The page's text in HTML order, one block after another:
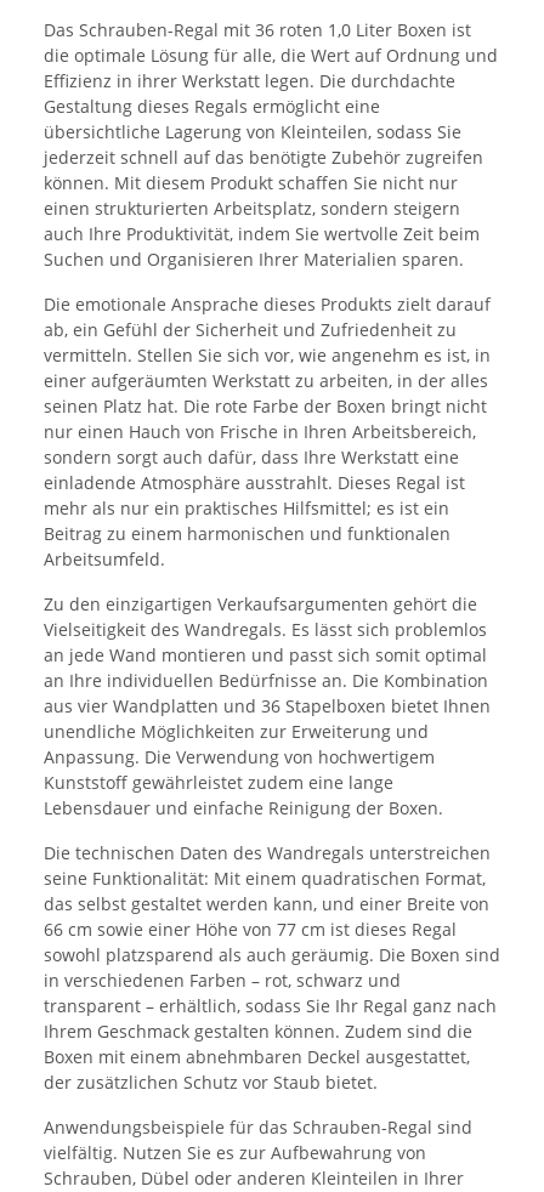
Das Schrauben-Regal mit 36 roten 1,0 Liter Boxen ist
die optimale Lösung für alle, die Wert auf Ordnung und
Effizienz in ihrer Werkstatt legen. Die durchdachte
Gestaltung dieses Regals ermöglicht eine
übersichtliche Lagerung von Kleinteilen, sodass Sie
jederzeit schnell auf das benötigte Zubehör zugreifen
können. Mit diesem Produkt schaffen Sie nicht nur
einen strukturierten Arbeitsplatz, sondern steigern
auch Ihre Produktivität, indem Sie wertvolle Zeit beim
Suchen und Organisieren Ihrer Materialien sparen.
Die emotionale Ansprache dieses Produkts zielt darauf
ab, ein Gefühl der Sicherheit und Zufriedenheit zu
vermitteln. Stellen Sie sich vor, wie angenehm es ist, in
einer aufgeräumten Werkstatt zu arbeiten, in der alles
seinen Platz hat. Die rote Farbe der Boxen bringt nicht
nur einen Hauch von Frische in Ihren Arbeitsbereich,
sondern sorgt auch dafür, dass Ihre Werkstatt eine
einladende Atmosphäre ausstrahlt. Dieses Regal ist
mehr als nur ein praktisches Hilfsmittel; es ist ein
Beitrag zu einem harmonischen und funktionalen
Arbeitsumfeld.
Zu den einzigartigen Verkaufsargumenten gehört die
Vielseitigkeit des Wandregals. Es lässt sich problemlos
an jede Wand montieren und passt sich somit optimal
an Ihre individuellen Bedürfnisse an. Die Kombination
aus vier Wandplatten und 36 Stapelboxen bietet Ihnen
unendliche Möglichkeiten zur Erweiterung und
Anpassung. Die Verwendung von hochwertigem
Kunststoff gewährleistet zudem eine lange
Lebensdauer und einfache Reinigung der Boxen.
Die technischen Daten des Wandregals unterstreichen
seine Funktionalität: Mit einem quadratischen Format,
das selbst gestaltet werden kann, und einer Breite von
66 cm sowie einer Höhe von 77 cm ist dieses Regal
sowohl platzsparend als auch geräumig. Die Boxen sind
in verschiedenen Farben – rot, schwarz und
transparent – erhältlich, sodass Sie Ihr Regal ganz nach
Ihrem Geschmack gestalten können. Zudem sind die
Boxen mit einem abnehmbaren Deckel ausgestattet,
der zusätzlichen Schutz vor Staub bietet.
Anwendungsbeispiele für das Schrauben-Regal sind
vielfältig. Nutzen Sie es zur Aufbewahrung von
Schrauben, Dübel oder anderen Kleinteilen in Ihrer